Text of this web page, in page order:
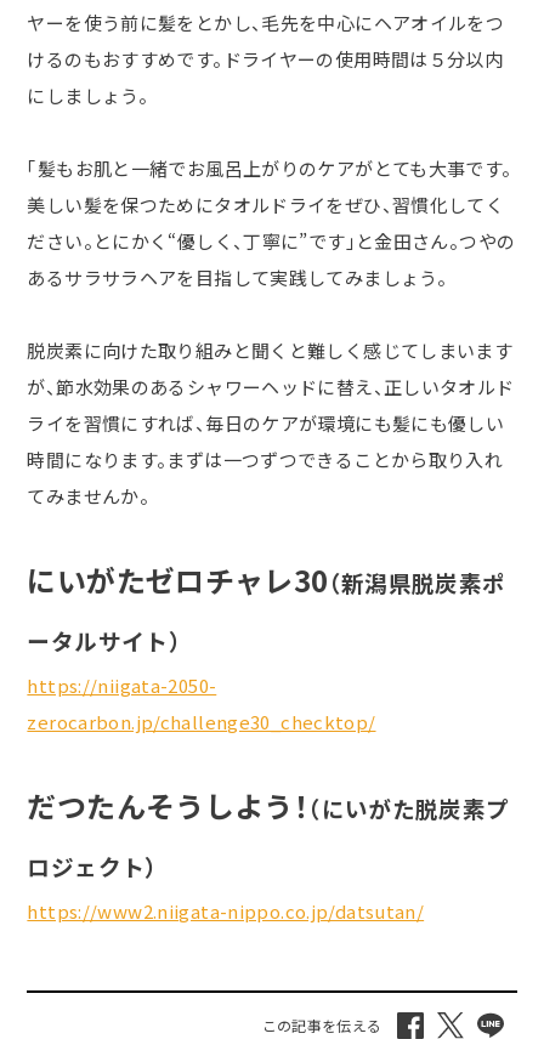
ヤーを使う前に髪をとかし、毛先を中心にヘアオイルをつ
けるのもおすすめです。ドライヤーの使用時間は５分以内
にしましょう。
「髪もお肌と一緒でお風呂上がりのケアがとても大事です。
美しい髪を保つためにタオルドライをぜひ、習慣化してく
ださい。とにかく“優しく、丁寧に”です」と金田さん。つやの
あるサラサラヘアを目指して実践してみましょう。
脱炭素に向けた取り組みと聞くと難しく感じてしまいます
が、節水効果のあるシャワーヘッドに替え、正しいタオルド
ライを習慣にすれば、毎日のケアが環境にも髪にも優しい
時間になります。まずは一つずつできることから取り入れ
てみませんか。
にいがたゼロチャレ30（新潟県脱炭素ポ
ータルサイト）
https://niigata-2050-
zerocarbon.jp/challenge30_checktop/
だつたんそうしよう！ （にいがた脱炭素プ
ロジェクト）
https://www2.niigata-nippo.co.jp/datsutan/